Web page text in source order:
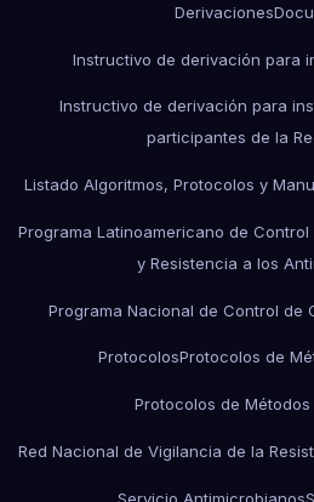
Derivaciones
Instructivo de derivación para
Instructivo de derivación para
participantes de la
Listado Algoritmos, Protocolos y
Programa Latinoamericano de
y Resistencia a los
Programa Nacional de Control de
ProtocolosProtocolos de
Protocolos de
Red Nacional de Vigilancia de la
Servicio Antimicrobianos